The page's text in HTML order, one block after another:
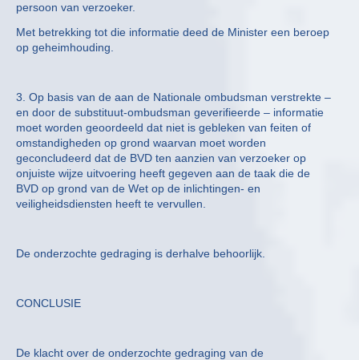
persoon van verzoeker.
Met betrekking tot die informatie deed de Minister een beroep
op geheimhouding.
3. Op basis van de aan de Nationale ombudsman verstrekte –
en door de substituut-ombudsman geverifieerde – informatie
moet worden geoordeeld dat niet is gebleken van feiten of
omstandigheden op grond waarvan moet worden
geconcludeerd dat de BVD ten aanzien van verzoeker op
onjuiste wijze uitvoering heeft gegeven aan de taak die de
BVD op grond van de Wet op de inlichtingen- en
veiligheidsdiensten heeft te vervullen.
De onderzochte gedraging is derhalve behoorlijk.
CONCLUSIE
De klacht over de onderzochte gedraging van de